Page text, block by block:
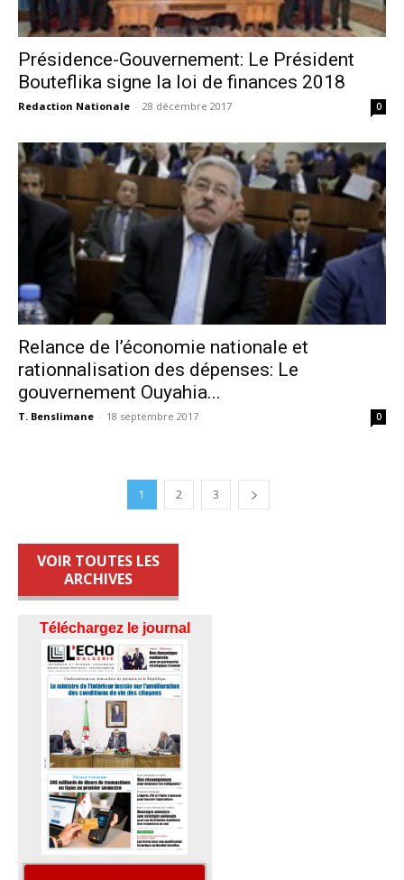
Présidence-Gouvernement: Le Président
Bouteflika signe la loi de finances 2018
Redaction Nationale - 28 décembre 2017 0
Relance de l’économie nationale et
rationnalisation des dépenses: Le
gouvernement Ouyahia...
T. Benslimane - 18 septembre 2017 0
1 2 3
VOIR TOUTES LES
ARCHIVES